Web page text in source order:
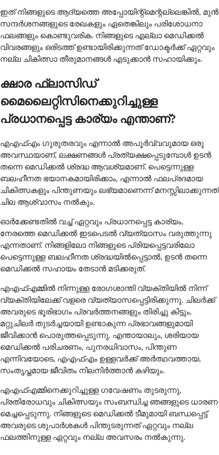
ഇത് നിങ്ങളുടെ ആദ്യത്തെ അപ്പോയിന്റ്മെന്റല്ലെങ്കിൽ, മുൻ
സന്ദർശനങ്ങളുടെ രേഖകളും ഏതെങ്കിലും പരിശോധനാ
ഫലങ്ങളും കൊണ്ടുവരിക. നിങ്ങളുടെ എല്ലാ മെഡിക്കൽ
വിവരങ്ങളും ഒരിടത്ത് ഉണ്ടായിരിക്കുന്നത് ഡോക്ടർക്ക് ഏറ്റവും
നല്ല ചികിത്സാ തീരുമാനങ്ങൾ എടുക്കാൻ സഹായിക്കും.
ക്ഷാര ഫ്ലാസിഡ്
മൈലൈറ്റിസിനെക്കുറിച്ചുള്ള
പ്രധാനപ്പെട്ട കാര്യം എന്താണ്?
എഎഫ്എം ഗുരുതരവും എന്നാൽ അപൂർവ്വവുമായ ഒരു
അവസ്ഥയാണ്, ലക്ഷണങ്ങൾ പ്രത്യക്ഷപ്പെടുമ്പോൾ ഉടൻ
തന്നെ മെഡിക്കൽ ശ്രദ്ധ ആവശ്യമാണ്. പെട്ടെന്നുള്ള
ബലഹീനത ഭയാനകമായിരിക്കാം, എന്നാൽ ഫലപ്രദമായ
ചികിത്സകളും പിന്തുണയും ലഭ്യമാണെന്ന് മനസ്സിലാക്കുന്നത്
ചില ആശ്വാസം നൽകും.
ഓർക്കേണ്ടതിൽ വച്ച് ഏറ്റവും പ്രധാനപ്പെട്ട കാര്യം,
നേരത്തെ മെഡിക്കൽ ഇടപെടൽ വ്യത്യാസം വരുത്തുന്നു
എന്നതാണ്. നിങ്ങളിലോ നിങ്ങളുടെ പ്രിയപ്പെട്ടവരിലോ
പെട്ടെന്നുള്ള ബലഹീനത ശ്രദ്ധയിൽപ്പെട്ടാൽ, ഉടൻ തന്നെ
മെഡിക്കൽ സഹായം തേടാൻ മടിക്കരുത്.
എഎഫ്എമ്മിൽ നിന്നുള്ള രോഗശാന്തി വ്യക്തിയിൽ നിന്ന്
വ്യക്തിയിലേക്ക് വളരെ വ്യത്യാസപ്പെട്ടിരിക്കുന്നു. ചിലർക്ക്
അവരുടെ ഭൂരിഭാഗം പ്രവർത്തനങ്ങളും തിരിച്ചു കിട്ടും,
മറ്റുചിലർ തുടർച്ചയായി ഉണ്ടാകുന്ന പ്രഭാവങ്ങളുമായി
ജീവിക്കാൻ പൊരുത്തപ്പെടുന്നു. എന്തായാലും, ശരിയായ
മെഡിക്കൽ പരിചരണം, പുനരധിവാസം, പിന്തുണ
എന്നിവയോടെ, എഎഫ്എം ഉള്ളവർക്ക് അർത്ഥവത്തായ,
സംതൃപ്തമായ ജീവിതം നിലനിർത്താൻ കഴിയും.
എഎഫ്എമ്മിനെക്കുറിച്ചുള്ള ഗവേഷണം തുടരുന്നു,
പ്രതിരോധവും ചികിത്സയും സംബന്ധിച്ച ഞങ്ങളുടെ ധാരണ
മെച്ചപ്പെടുന്നു. നിങ്ങളുടെ മെഡിക്കൽ ടീമുമായി ബന്ധപ്പെട്ട്
അവരുടെ ശുപാർശകൾ പിന്തുടരുന്നത് ഏറ്റവും നല്ല
ഫലത്തിനുള്ള ഏറ്റവും നല്ല അവസരം നൽകുന്നു.